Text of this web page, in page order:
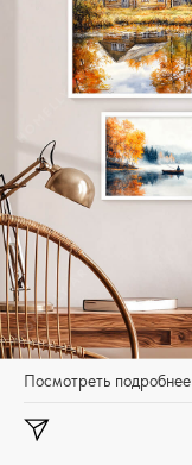
Посмотреть подробнее